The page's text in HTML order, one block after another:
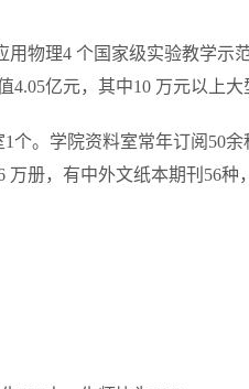
物理4 个国家级实验教学
亿元，其中10 万元以上
。学院资料室常年订阅50
册，有中外文纸本期刊56种